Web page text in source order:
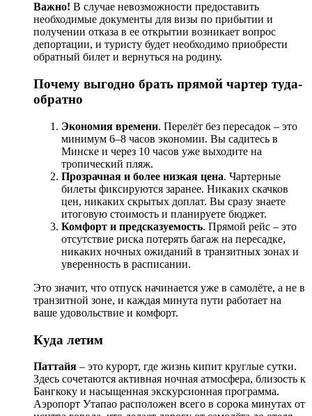
Важно! В случае невозможности предоставить
необходимые документы для визы по прибытии и
получении отказа в ее открытии возникает вопрос
депортации, и туристу будет необходимо приобрести
обратный билет и вернуться на родину.
Почему выгодно брать прямой чартер туда-
обратно
Экономия времени. Перелёт без пересадок – это
минимум 6–8 часов экономии. Вы садитесь в
Минске и через 10 часов уже выходите на
тропический пляж.
Прозрачная и более низкая цена. Чартерные
билеты фиксируются заранее. Никаких скачков
цен, никаких скрытых доплат. Вы сразу знаете
итоговую стоимость и планируете бюджет.
Комфорт и предсказуемость. Прямой рейс – это
отсутствие риска потерять багаж на пересадке,
никаких ночных ожиданий в транзитных зонах и
уверенность в расписании.
Это значит, что отпуск начинается уже в самолёте, а не в
транзитной зоне, и каждая минута пути работает на
ваше удовольствие и комфорт.
Куда летим
Паттайя – это курорт, где жизнь кипит круглые сутки.
Здесь сочетаются активная ночная атмосфера, близость к
Бангкоку и насыщенная экскурсионная программа.
Аэропорт Утапао расположен всего в сорока минутах от